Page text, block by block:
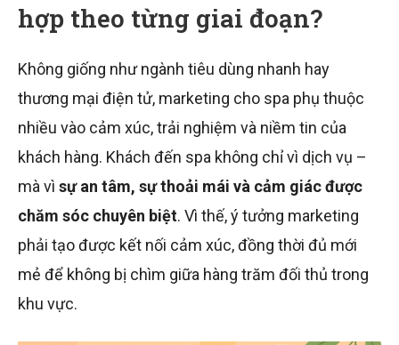
hợp theo từng giai đoạn?
Không giống như ngành tiêu dùng nhanh hay
thương mại điện tử, marketing cho spa phụ thuộc
nhiều vào cảm xúc, trải nghiệm và niềm tin của
khách hàng. Khách đến spa không chỉ vì dịch vụ –
mà vì sự an tâm, sự thoải mái và cảm giác được
chăm sóc chuyên biệt. Vì thế, ý tưởng marketing
phải tạo được kết nối cảm xúc, đồng thời đủ mới
mẻ để không bị chìm giữa hàng trăm đối thủ trong
khu vực.